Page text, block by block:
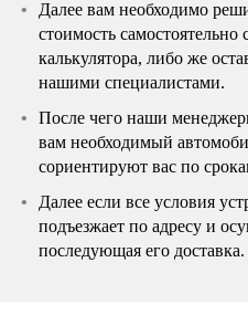
Далее вам необходимо
стоимость
калькулятора, либо же
нашими специалистами.
После чего наши
вам необходимый
сориентируют вас по
Далее если все условия
подъезжает по адресу и
последующая его доставка.